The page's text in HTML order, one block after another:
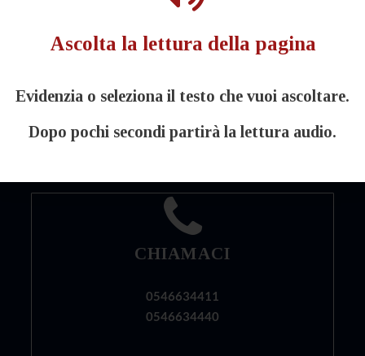
Visita la pagina Facebook
CHIAMACI
0546634411
0546634440
Ascolta la lettura della pagina
Evidenzia o seleziona il testo che vuoi ascoltare.
Dopo pochi secondi partirà la lettura audio.